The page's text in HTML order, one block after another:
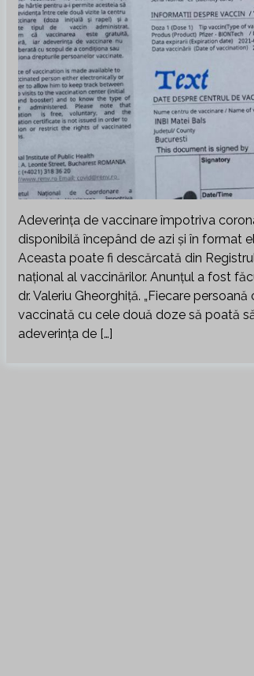
Adeverința de vaccinare împotriva
disponibilă începând de azi și în format
Aceasta poate fi descărcată din
național al vaccinărilor. Anunțul a fost
dr. Valeriu Gheorghiță. „Fiecare
vaccinată cu cele două doze să poată
adeverința de […]